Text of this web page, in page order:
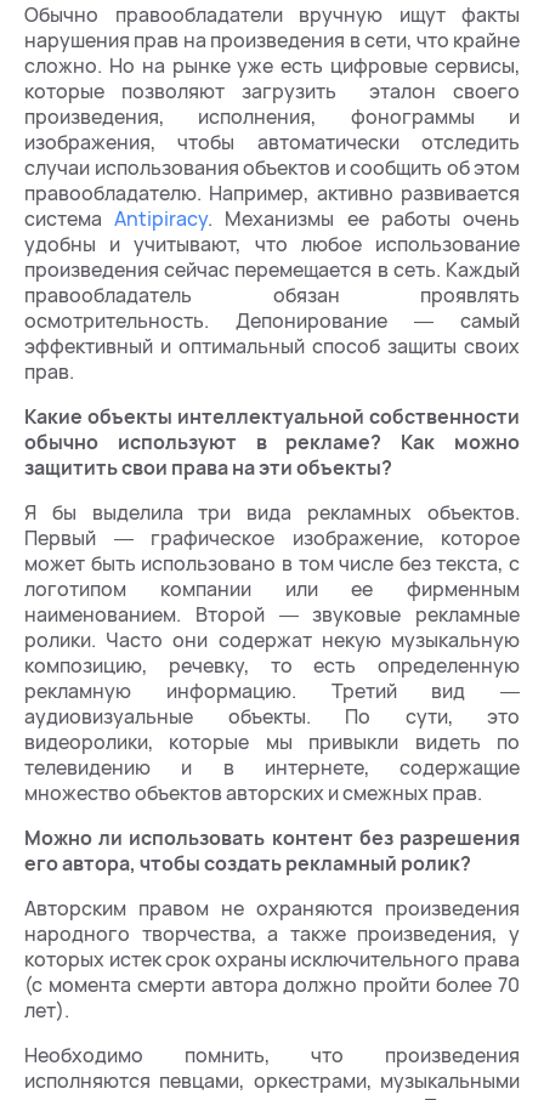
Обычно правообладатели вручную ищут факты
нарушения прав на произведения в сети, что крайне
сложно. Но на рынке уже есть цифровые сервисы,
которые позволяют загрузить эталон своего
произведения, исполнения, фонограммы и
изображения, чтобы автоматически отследить
случаи использования объектов и сообщить об этом
правообладателю. Например, активно развивается
системаAntipiracy. Механизмы ее работы очень
удобны и учитывают, что любое использование
произведения сейчас перемещается в сеть. Каждый
правообладатель обязан проявлять
осмотрительность. Депонирование ― самый
эффективный и оптимальный способ защиты своих
прав.
Какие объекты интеллектуальной собственности
обычно используют в рекламе? Как можно
защитить свои права на эти объекты?
Я бы выделила три вида рекламных объектов.
Первый ― графическое изображение, которое
может быть использовано в том числе без текста, с
логотипом компании или ее фирменным
наименованием. Второй ― звуковые рекламные
ролики. Часто они содержат некую музыкальную
композицию, речевку, то есть определенную
рекламную информацию. Третий вид ―
аудиовизуальные объекты. По сути, это
видеоролики, которые мы привыкли видеть по
телевидению и в интернете, содержащие
множество объектов авторских и смежных прав.
Можно ли использовать контент без разрешения
его автора, чтобы создать рекламный ролик?
Авторским правом не охраняются произведения
народного творчества, а также произведения, у
которых истек срок охраны исключительного права
(с момента смерти автора должно пройти более 70
лет).
Необходимо помнить, что произведения
исполняются певцами, оркестрами, музыкальными